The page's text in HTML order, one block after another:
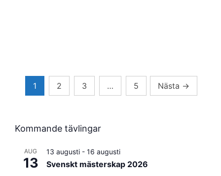
Sidnumrering
1 2 3 … 5 Nästa →
Kommande tävlingar
AUG
13
13 augusti - 16 augusti
Svenskt mästerskap 2026